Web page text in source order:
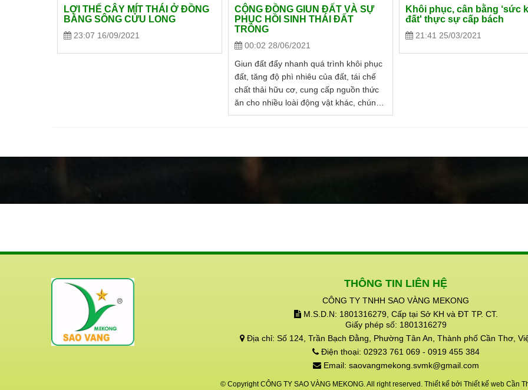
LỢI THẾ CÂY MÍT THÁI Ở ĐỒNG
BẰNG SÔNG CỬU LONG
23:07 16/09/2021
CỘNG ĐỒNG GIUN ĐẤT VÀ SỰ
PHỤC HỒI SINH THÁI ĐẤT
TRỒNG
00:02 28/06/2021
Giun đất đẩy nhanh quá trình khôi phục
đất, tăng độ phì nhiêu của đất, tái chế
chất thải hữu cơ, cung cấp nguồn thức
ăn cho nhiều loài động vật khác, chúng
giúp phục hồi các hệ sinh thái đang hoạt
Khôi phục, cân bằng ‘sức
đất' thực sự cấp bách
21:41 25/03/2021
THÔNG TIN LIÊN HỆ
CÔNG TY TNHH SAO VÀNG MEKONG
M.S.D.N: 1801316279, Cấp tại Sở KH và ĐT TP. CT.
Giấy phép số: 1801316279
Địa chỉ: Số 124, Trần Bạch Đằng, Phường Tân An, Thành phố Cần Thơ,
Điện thoại: 02923 761 069 - 0919 455 384
Email: saovangmekong.svmk@gmail.com
© Copyright CÔNG TY SAO VÀNG MEKONG. All right reserved. Thiết kế bởi Thiết kế web Cần